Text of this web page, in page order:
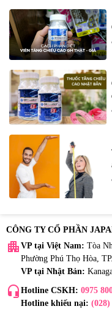
CÔNG TY CỔ PHẦN
apartment VP tại Việt Nam: Tòa
Phường Phú Thọ Hòa,
VP tại Nhật Bản:
headset_mic Hotline CSKH: 0975
Hotline khiếu nại: (028)